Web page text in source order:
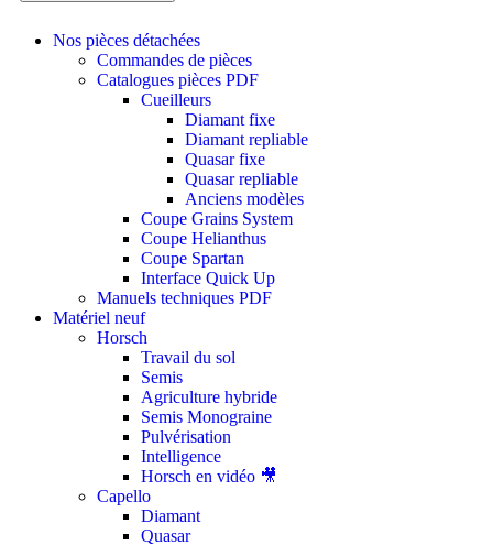
Nos pièces détachées
Commandes de pièces
Catalogues pièces PDF
Cueilleurs
Diamant fixe
Diamant repliable
Quasar fixe
Quasar repliable
Anciens modèles
Coupe Grains System
Coupe Helianthus
Coupe Spartan
Interface Quick Up
Manuels techniques PDF
Matériel neuf
Horsch
Travail du sol
Semis
Agriculture hybride
Semis Monograine
Pulvérisation
Intelligence
Horsch en vidéo 🎥
Capello
Diamant
Quasar